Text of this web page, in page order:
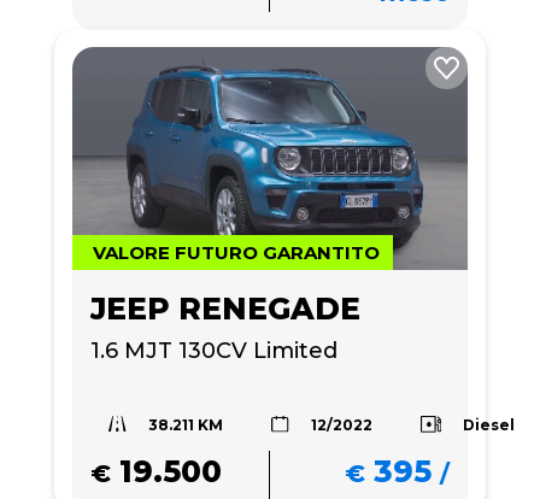
VALORE FUTURO GARANTITO
JEEP RENEGADE
1.6 MJT 130CV Limited
38.211 KM 12/2022 Diesel
€ 19.500 € 395 /